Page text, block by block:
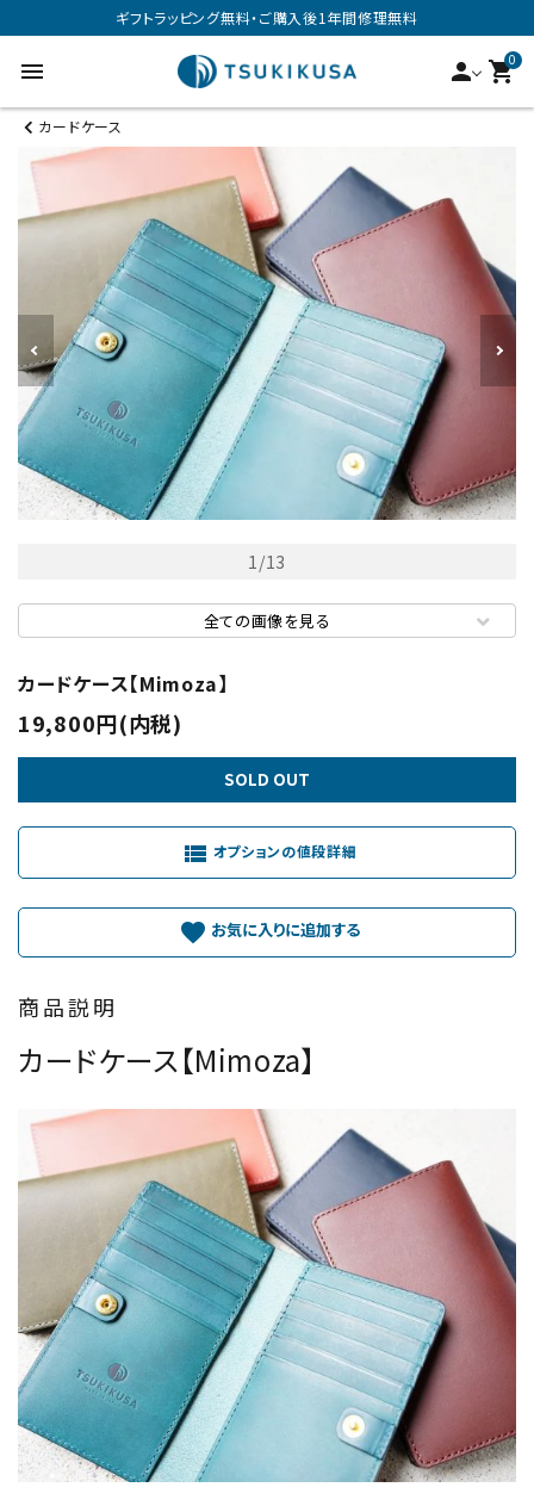
ギフトラッピング無料・ご購入後1年間修理無料
menu person 0
shopping_cart
カードケース
1/13
全ての画像を見る
カードケース【Mimoza】
19,800円(内税)
SOLD OUT
view_list オプションの値段詳細
favorite
商品説明
カードケース【Mimoza】